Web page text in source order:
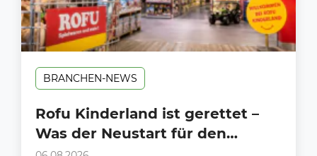
BRANCHEN-NEWS
Rofu Kinderland ist gerettet –
Was der Neustart für den